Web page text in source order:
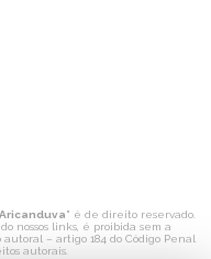
" é de direito reservado.
nossos links, é proibida sem a
– artigo 184 do Código Penal
autorais.